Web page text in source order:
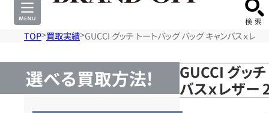
TOP 買取実績 GUCCI グッチ トートバッグ バッグ キャンバスｘレ
選べる買取方法!
GUCCI グッ
バスｘレザ